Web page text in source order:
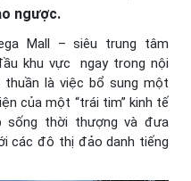
ngược.
Mall – siêu trung tâm
khu vực ngay trong nội
là việc bổ sung một
của một “trái tim” kinh tế
sống thời thượng và đưa
các đô thị đảo danh tiếng